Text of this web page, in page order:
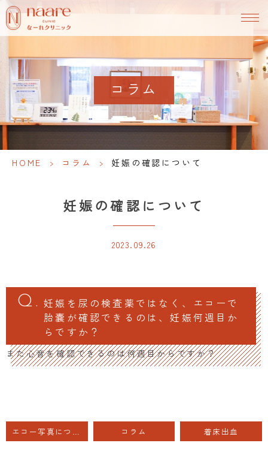
コラム
HOME > コラム > 妊娠の確認について
妊娠の確認について
2023.09.26
妊娠を尿の検査薬ではなく、エコーで
胎嚢が確認できるのは、妊娠何週目か
らですか？
また心音を確認できるのは何週目からですか？
エコー写真について コラム 着床出血